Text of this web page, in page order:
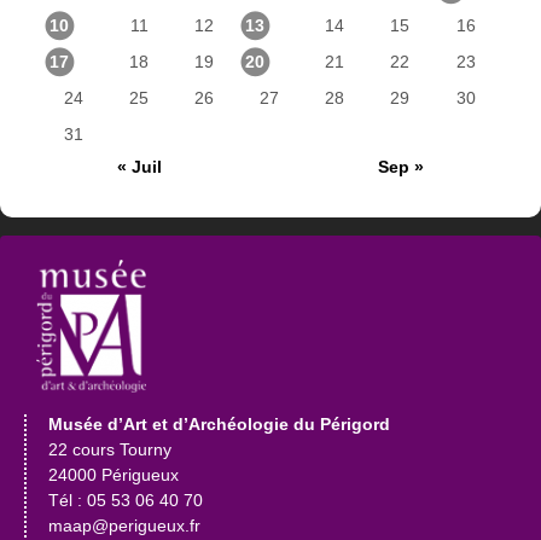
10
11 12 13 14 15
16
17
18 19 20 21 22
23
24
25 26 27 28 29
30
31
« Juil
Sep »
Musée d’Art et d’Archéologie du Périgord
22 cours Tourny
24000 Périgueux
Tél : 05 53 06 40 70
maap@perigueux.fr